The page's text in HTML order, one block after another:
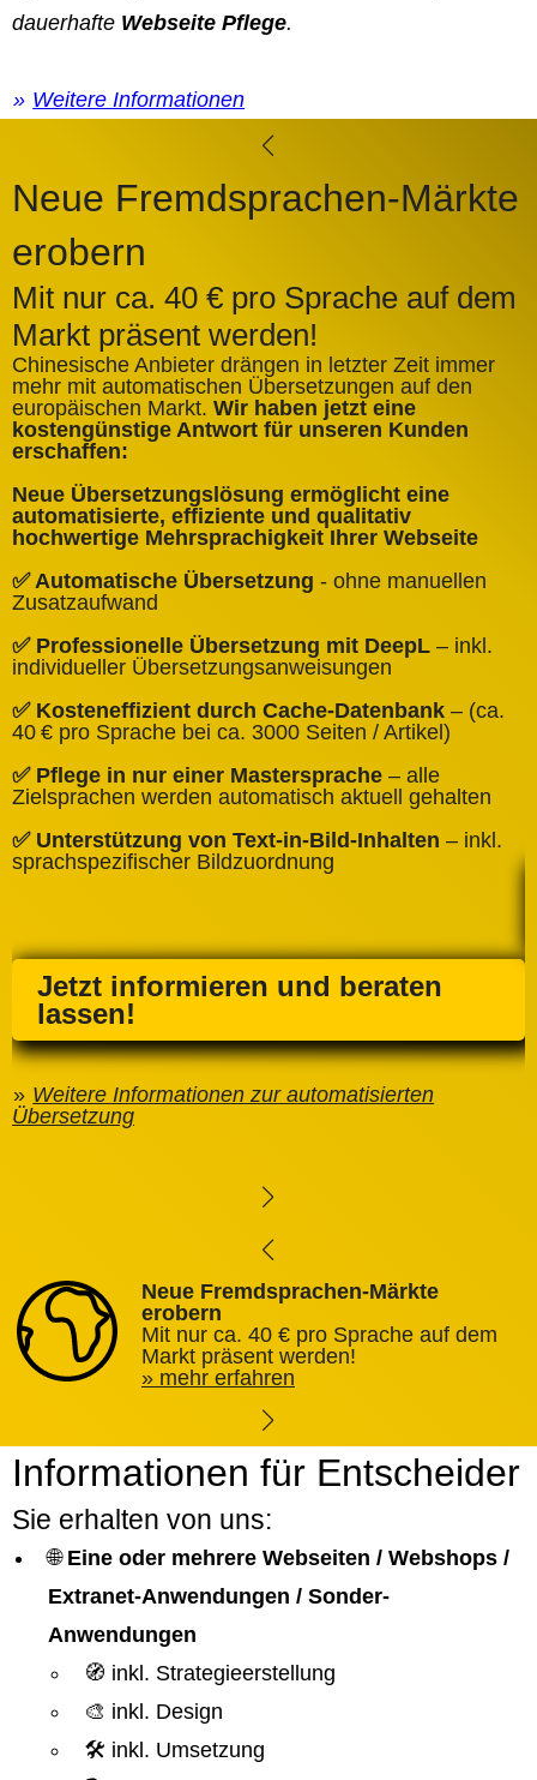
dauerhafte Webseite Pflege.
Weitere Informationen
Neue Fremdsprachen-Märkte
erobern
Mit nur ca. 40 € pro Sprache auf dem
Markt präsent werden!
Chinesische Anbieter drängen in letzter Zeit immer
mehr mit automatischen Übersetzungen auf den
europäischen Markt. Wir haben jetzt eine
kostengünstige Antwort für unseren Kunden
erschaffen:
Neue Übersetzungslösung ermöglicht eine
automatisierte, effiziente und qualitativ
hochwertige Mehrsprachigkeit Ihrer Webseite
✅ Automatische Übersetzung - ohne manuellen
Zusatzaufwand
✅ Professionelle Übersetzung mit DeepL – inkl.
individueller Übersetzungsanweisungen
✅ Kosteneffizient durch Cache‑Datenbank – (ca.
40 € pro Sprache bei ca. 3000 Seiten / Artikel)
✅ Pflege in nur einer Mastersprache – alle
Zielsprachen werden automatisch aktuell gehalten
✅ Unterstützung von Text‑in‑Bild‑Inhalten – inkl.
sprachspezifischer Bildzuordnung
Jetzt informieren und beraten
lassen!
Weitere Informationen zur automatisierten
Übersetzung
Neue Fremdsprachen-Märkte
erobern
Mit nur ca. 40 € pro Sprache auf dem
Markt präsent werden!
mehr erfahren
Informationen für Entscheider
Sie erhalten von uns:
🌐 Eine oder mehrere Webseiten / Webshops /
Extranet-Anwendungen / Sonder-
Anwendungen
🧭 inkl. Strategieerstellung
🎨 inkl. Design
🛠️ inkl. Umsetzung